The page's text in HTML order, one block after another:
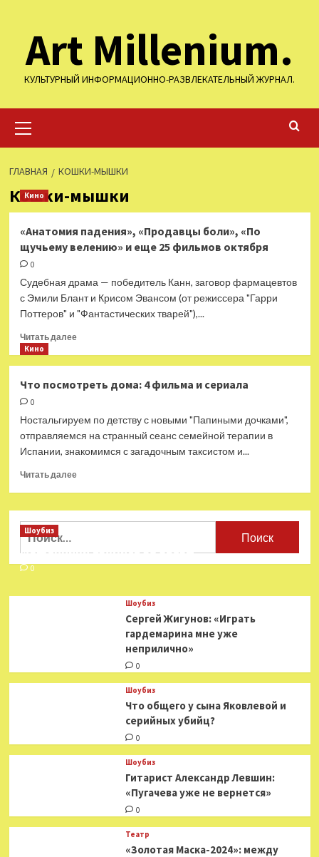
содержимому
Art Millenium.
КУЛЬТУРНЫЙ ИНФОРМАЦИОННО-РАЗВЛЕКАТЕЛЬНЫЙ ЖУРНАЛ.
меню
ГЛАВНАЯ КОШКИ-МЫШКИ
Кошки-мышки
Кино
«Анатомия падения», «Продавцы боли», «По
щучьему велению» и еще 25 фильмов октября
0
Судебная драма — победитель Канн, заговор фармацевтов
с Эмили Блант и Крисом Эвансом (от режиссера "Гарри
Поттеров" и "Фантастических тварей"),...
Читать далееПрочитать
падения»,
боли»,
щучьему
велению»
Кино
Что посмотреть дома: 4 фильма и сериала
0
Ностальгируем по детству с новыми "Папиными дочками",
отправляемся на странный сеанс семейной терапии в
Испании, знакомимся с загадочным таксистом и...
Читать далееПрочитать
Что
4 фильма
и сериала
Найти:
Шоубиз
Мошенники взялись за звезд
0
Шоубиз
Сергей Жигунов: «Играть
гардемарина мне уже
неприлично»
0
Шоубиз
Что общего у сына Яковлевой и
серийных убийц?
0
Шоубиз
Гитарист Александр Левшин:
«Пугачева уже не вернется»
0
Театр
«Золотая Маска-2024»: между